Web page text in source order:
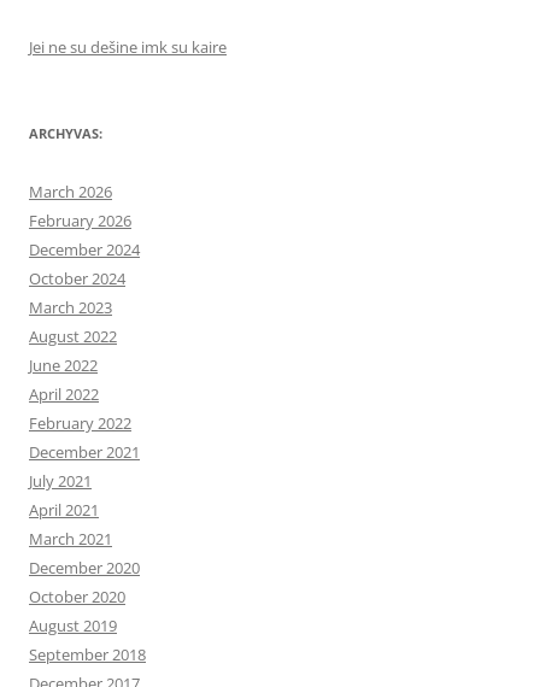
Jei ne su dešine imk su kaire
ARCHYVAS:
March 2026
February 2026
December 2024
October 2024
March 2023
August 2022
June 2022
April 2022
February 2022
December 2021
July 2021
April 2021
March 2021
December 2020
October 2020
August 2019
September 2018